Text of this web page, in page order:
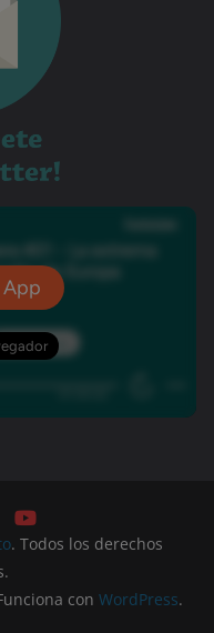
. Todos los derechos
con WordPress.